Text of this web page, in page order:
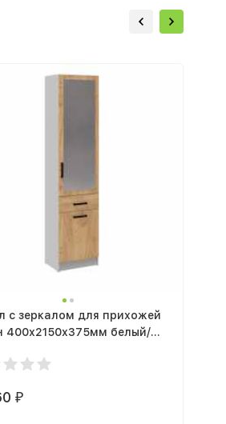
с зеркалом для прихожей
400х2150х375мм белый/
₽